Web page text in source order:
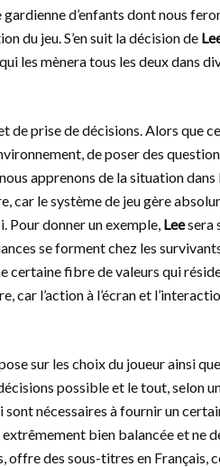
d’enfants dont nous
du jeu. S’en suit la décision de
les mènera tous les deux dans
de prise de décisions. Alors que
de poser des
apprenons de la situation
car le système de jeu gère
Pour donner un exemple, Leesera
se forment chez les
fibre de valeurs qui
car l’action à l’écran et
sur les choix du joueur ainsi
possible et le tout, selon
nécessaires à fournir un
bien balancée et ne
offre des sous-titres en Français,